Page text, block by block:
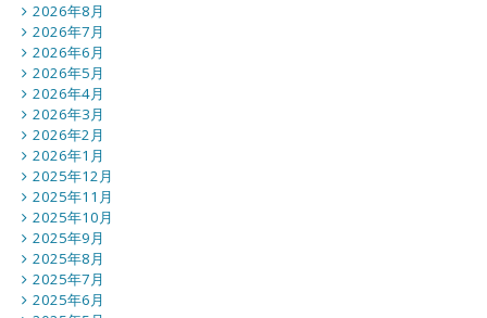
2026年8月
2026年7月
2026年6月
2026年5月
2026年4月
2026年3月
2026年2月
2026年1月
2025年12月
2025年11月
2025年10月
2025年9月
2025年8月
2025年7月
2025年6月